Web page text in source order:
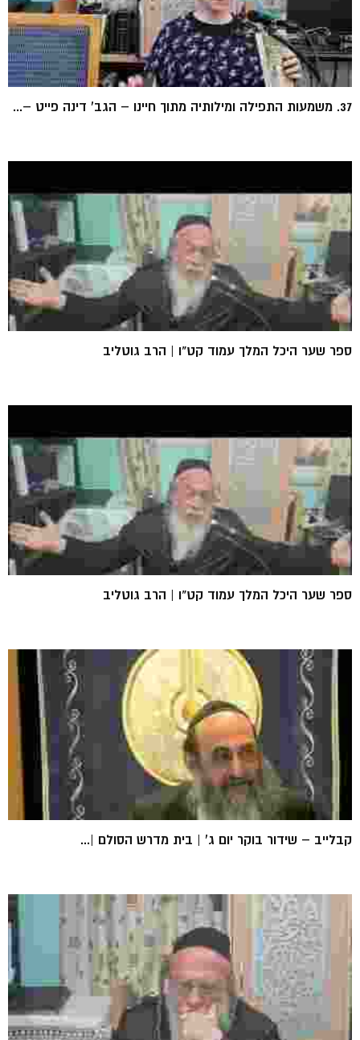
37. משמעות התפילה ומילותיה מתוך חיינו – הגב' דינה פייט –...
ספר שער היכל המלך עמוד קט"ו | הרב גוטליב
ספר שער היכל המלך עמוד קט"ו | הרב גוטליב
קבלייב – שידור בוקר יום ג' | בית מדרש הסולם |...